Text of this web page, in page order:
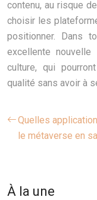
contenu, au risque
choisir les
positionner. Dans
excellente
culture, qui
qualité sans avoir à
Quelles
le métaverse en
À la une